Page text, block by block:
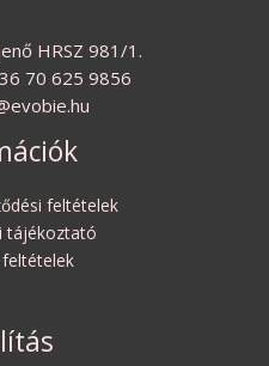
HRSZ 981/1.
70 625 9856
feltételek
tájékoztató